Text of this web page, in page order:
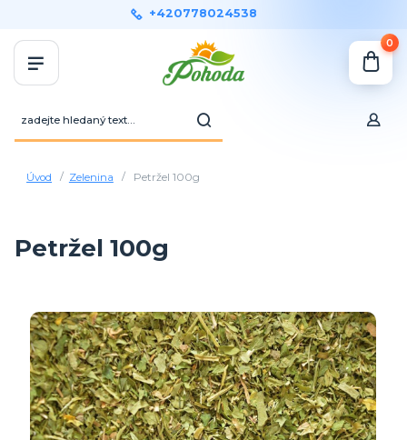
+420778024538
0
Úvod Zelenina Petržel 100g
Petržel 100g